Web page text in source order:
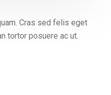
Cras sed felis eget
tortor posuere ac ut.